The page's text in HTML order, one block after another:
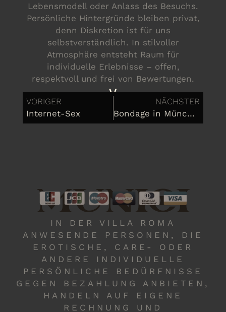
Lebensmodell oder Anlass des Besuchs.
Persönliche Hintergründe bleiben privat,
denn Diskretion ist für uns
selbstverständlich. In stilvoller
Atmosphäre entsteht Raum für
individuelle Erlebnisse – offen,
respektvoll und frei von Bewertungen.
y
VORIGER
Internet-Sex
NÄCHSTER
Bondage in München, Strafe darf sein
MUNICH
IN DER VILLA ROMA
ANWESENDE PERSONEN, DIE
EROTISCHE, CARE- ODER
ANDERE INDIVIDUELLE
PERSÖNLICHE BEDÜRFNISSE
GEGEN BEZAHLUNG ANBIETEN,
HANDELN AUF EIGENE
RECHNUNG UND